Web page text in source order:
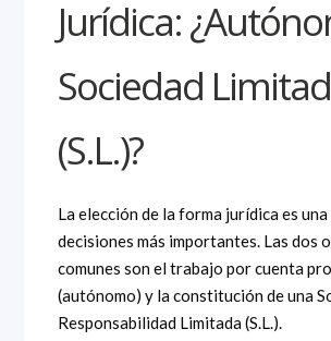
Jurídica:
Sociedad
(S.L.)?
La elección de la forma jurídica es una
decisiones más importantes. Las dos
comunes son el trabajo por cuenta
(autónomo) y la constitución de una
Responsabilidad Limitada (S.L.).